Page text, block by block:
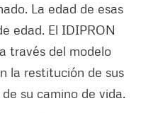
La edad de esas
edad. El IDIPRON
través del modelo
la restitución de sus
su camino de vida.